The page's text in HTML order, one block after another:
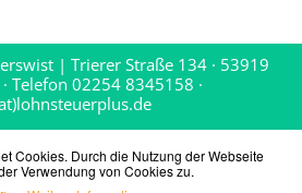
| Trierer Straße 134 · 53919
Telefon 02254 8345158 ·
Cookies. Durch die Nutzung der Webseite
Verwendung von Cookies zu.